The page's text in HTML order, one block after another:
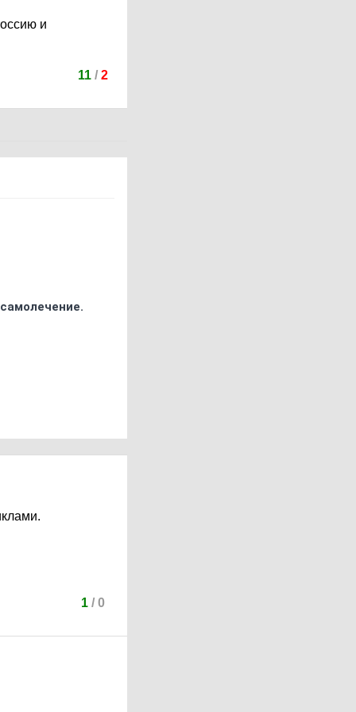
и
11/ 2
1/ 0